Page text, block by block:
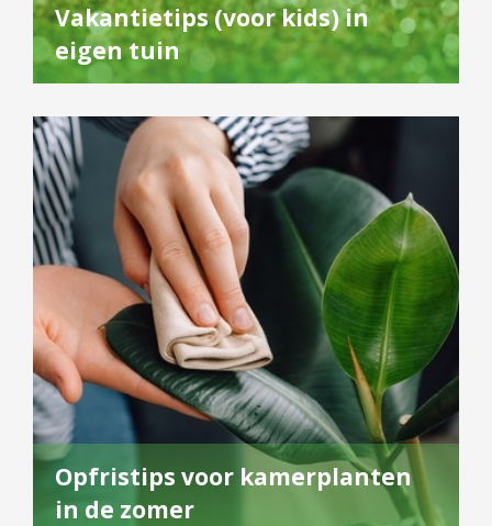
Vakantietips (voor kids) in
eigen tuin
Opfristips voor kamerplanten
in de zomer